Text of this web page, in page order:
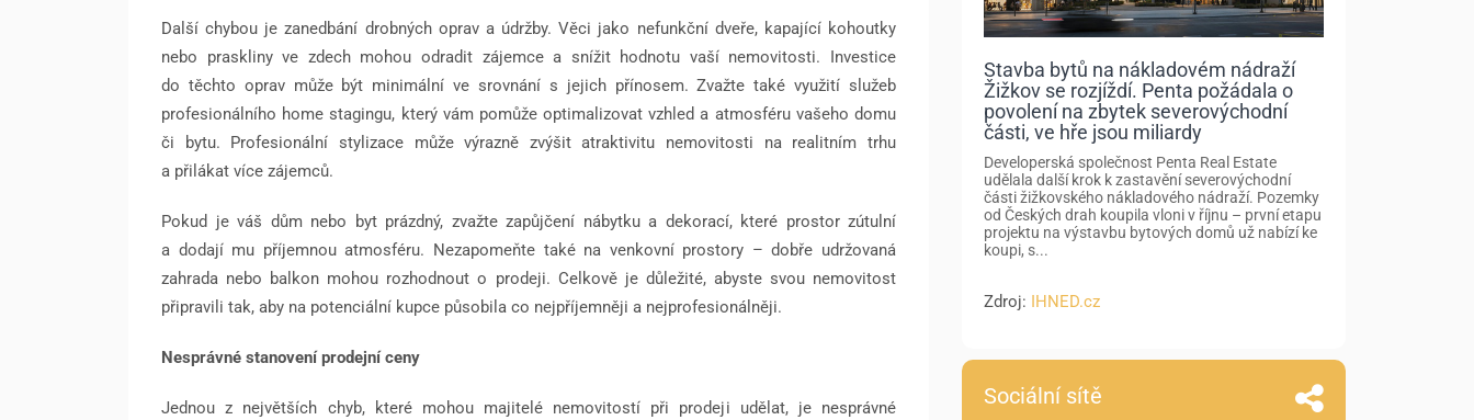
Další chybou je zanedbání drobných oprav a údržby. Věci jako nefunkční dveře, kapající kohoutky
nebo praskliny ve zdech mohou odradit zájemce a snížit hodnotu vaší nemovitosti. Investice
do těchto oprav může být minimální ve srovnání s jejich přínosem. Zvažte také využití služeb
profesionálního home stagingu, který vám pomůže optimalizovat vzhled a atmosféru vašeho domu
či bytu. Profesionální stylizace může výrazně zvýšit atraktivitu nemovitosti na realitním trhu
a přilákat více zájemců.
Pokud je váš dům nebo byt prázdný, zvažte zapůjčení nábytku a dekorací, které prostor zútulní
a dodají mu příjemnou atmosféru. Nezapomeňte také na venkovní prostory – dobře udržovaná
zahrada nebo balkon mohou rozhodnout o prodeji. Celkově je důležité, abyste svou nemovitost
připravili tak, aby na potenciální kupce působila co nejpříjemněji a nejprofesionálněji.
Nesprávné stanovení prodejní ceny
Jednou z největších chyb, které mohou majitelé nemovitostí při prodeji udělat, je nesprávné
Stavba bytů na nákladovém nádraží
Žižkov se rozjíždí. Penta požádala o
povolení na zbytek severovýchodní
části, ve hře jsou miliardy
Developerská společnost Penta Real Estate
udělala další krok k zastavění severovýchodní
části žižkovského nákladového nádraží. Pozemky
od Českých drah koupila vloni v říjnu – první etapu
projektu na výstavbu bytových domů už nabízí ke
koupi, s...
Zdroj: IHNED.cz
Sociální sítě